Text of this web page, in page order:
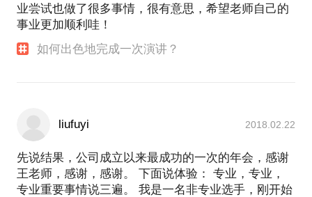
业尝试也做了很多事情，很有意思，希望老师自己的
事业更加顺利哇！
如何出色地完成一次演讲？
liufuyi 2018.02.22
先说结果，公司成立以来最成功的一次的年会，感谢
王老师，感谢，感谢。 下面说体验： 专业，专业，
专业重要事情说三遍。 我是一名非专业选手，刚开始